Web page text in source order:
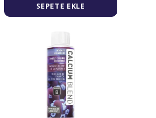
SEPETE EKLE